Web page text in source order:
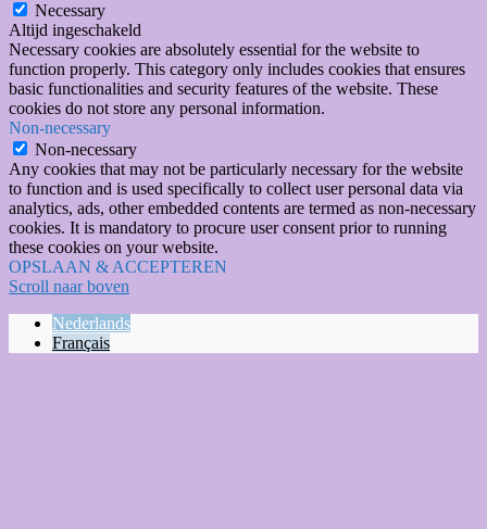
Necessary
Altijd ingeschakeld
Necessary cookies are absolutely essential for the website to
function properly. This category only includes cookies that ensures
basic functionalities and security features of the website. These
cookies do not store any personal information.
Non-necessary
Non-necessary
Any cookies that may not be particularly necessary for the website
to function and is used specifically to collect user personal data via
analytics, ads, other embedded contents are termed as non-necessary
cookies. It is mandatory to procure user consent prior to running
these cookies on your website.
OPSLAAN & ACCEPTEREN
Scroll naar boven
Nederlands
Français